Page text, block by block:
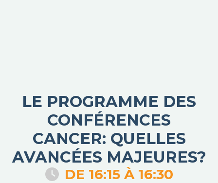
LE PROGRAMME DES
CONFÉRENCES
CANCER: QUELLES
AVANCÉES MAJEURES?
DE 16:15À 16:30